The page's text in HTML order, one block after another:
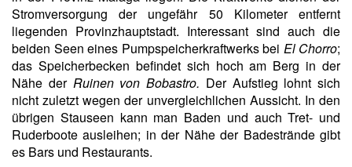
Stromversorgung der ungefähr 50 Kilometer entfernt
liegenden Provinzhauptstadt. Interessant sind auch die
beiden Seen eines Pumpspeicherkraftwerks bei El Chorro;
das Speicherbecken befindet sich hoch am Berg in der
Nähe der Ruinen von Bobastro. Der Aufstieg lohnt sich
nicht zuletzt wegen der unvergleichlichen Aussicht. In den
übrigen Stauseen kann man Baden und auch Tret- und
Ruderboote ausleihen; in der Nähe der Badestrände gibt
es Bars und Restaurants.